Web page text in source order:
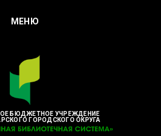
БЮДЖЕТНОЕ УЧРЕЖДЕНИЕ
ГОРОДСКОГО ОКРУГА
МЕНЮ